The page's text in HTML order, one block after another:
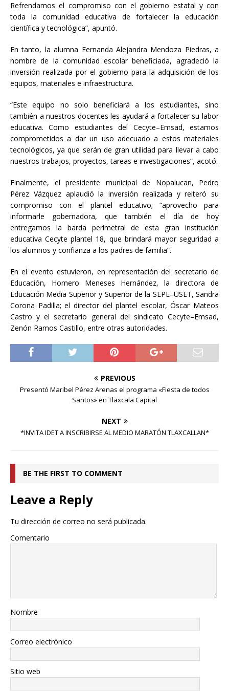
Refrendamos el compromiso con el gobierno estatal y con
toda la comunidad educativa de fortalecer la educación
científica y tecnológica”, apuntó.
En tanto, la alumna Fernanda Alejandra Mendoza Piedras, a
nombre de la comunidad escolar beneficiada, agradeció la
inversión realizada por el gobierno para la adquisición de los
equipos, materiales e infraestructura.
“Este equipo no solo beneficiará a los estudiantes, sino
también a nuestros docentes les ayudará a fortalecer su labor
educativa. Como estudiantes del Cecyte–Emsad, estamos
comprometidos a dar un uso adecuado a estos materiales
tecnológicos, ya que serán de gran utilidad para llevar a cabo
nuestros trabajos, proyectos, tareas e investigaciones”, acotó.
Finalmente, el presidente municipal de Nopalucan, Pedro
Pérez Vázquez aplaudió la inversión realizada y reiteró su
compromiso con el plantel educativo; “aprovecho para
informarle gobernadora, que también el día de hoy
entregamos la barda perimetral de esta gran institución
educativa Cecyte plantel 18, que brindará mayor seguridad a
los alumnos y confianza a los padres de familia”.
En el evento estuvieron, en representación del secretario de
Educación, Homero Meneses Hernández, la directora de
Educación Media Superior y Superior de la SEPE–USET, Sandra
Corona Padilla; el director del plantel escolar, Óscar Mateos
Castro y el secretario general del sindicato Cecyte–Emsad,
Zenón Ramos Castillo, entre otras autoridades.
PREVIOUS
Presentó Maribel Pérez Arenas el programa «Fiesta de todos
Santos» en Tlaxcala Capital
NEXT
*INVITA IDET A INSCRIBIRSE AL MEDIO MARATÓN TLAXCALLAN*
BE THE FIRST TO COMMENT
Leave a Reply
Tu dirección de correo no será publicada.
Comentario
Nombre
Correo electrónico
Sitio web